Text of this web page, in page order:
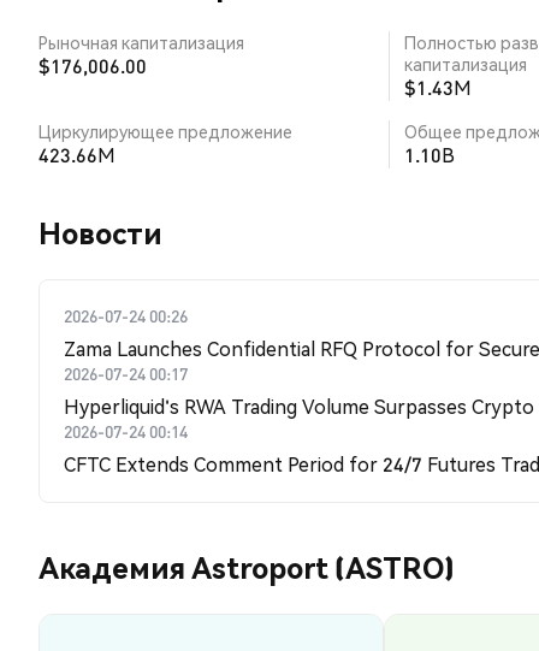
Рыночная капитализация
$176,006.00
Полностью
капитализация
$1.43M
Циркулирующее предложение
423.66M
Общее
1.10B
Новости
2026-07-24 00:26
Zama Launches Confidential RFQ Protocol for
2026-07-24 00:17
Hyperliquid's RWA Trading Volume Surpasses
2026-07-24 00:14
CFTC Extends Comment Period for 24/7 Futures
Академия Astroport (ASTRO)